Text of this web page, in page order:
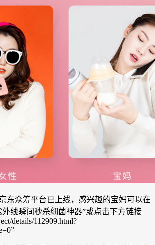
东众筹平台已上线，感兴趣的宝妈可以在
外线瞬间秒杀细菌神器”或点击下方链接
details/112909.html?